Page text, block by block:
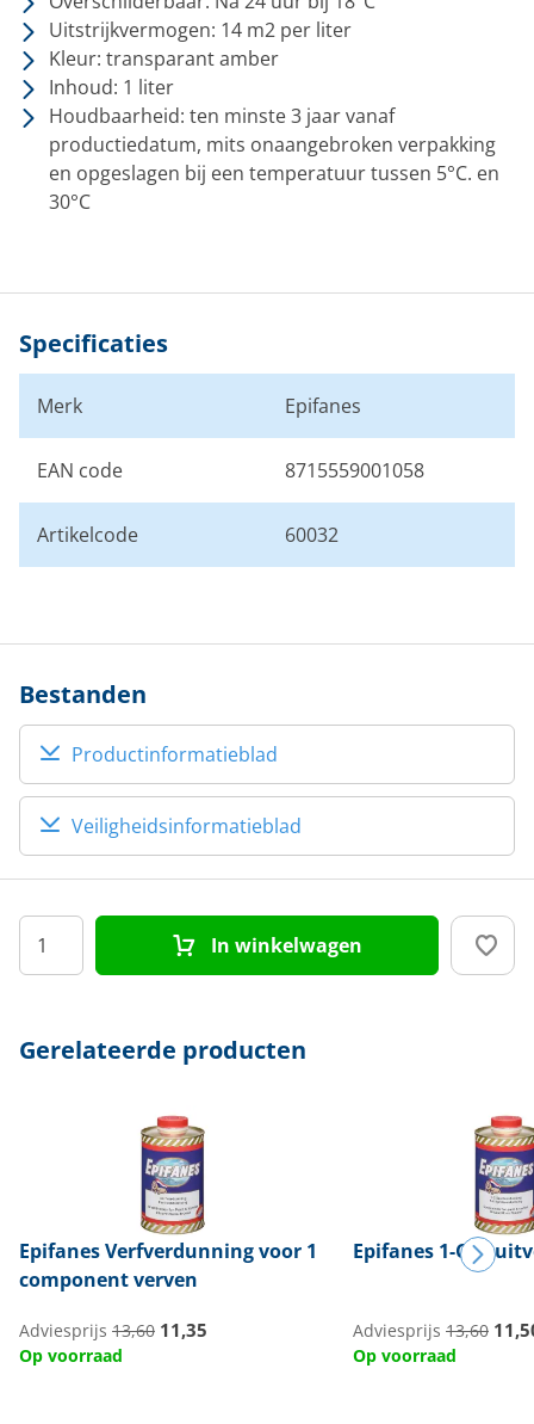
Uitstrijkvermogen: 14 m2 per liter
Kleur: transparant amber
Inhoud: 1 liter
Houdbaarheid: ten minste 3 jaar vanaf
productiedatum, mits onaangebroken verpakking
en opgeslagen bij een temperatuur tussen 5°C. en
30°C
Specificaties
Merk Epifanes
EAN code 8715559001058
Artikelcode 60032
Bestanden
Productinformatieblad
Veiligheidsinformatieblad
In winkelwagen
Gerelateerde producten
EpifanesVerfverdunning voor 1
component verven
Adviesprijs 13,60 11,35
Op voorraad
Epifanes 1-C
Adviesprijs 13,60
Op voorraad